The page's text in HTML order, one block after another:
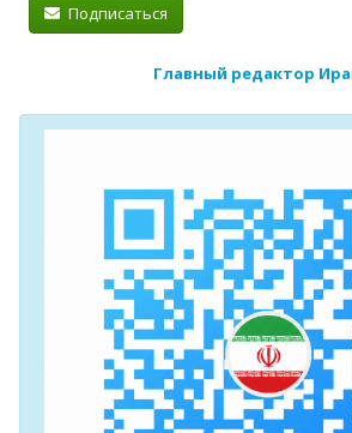
Подписаться
Главный редактор